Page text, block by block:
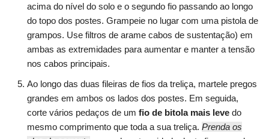
acima do nível do solo e o segundo fio passando ao longo
do topo dos postes. Grampeie no lugar com uma pistola de
grampos. Use filtros de arame cabos de sustentação) em
ambas as extremidades para aumentar e manter a tensão
nos cabos principais.
Ao longo das duas fileiras de fios da treliça, martele pregos
grandes em ambos os lados dos postes. Em seguida,
corte vários pedaços de um fio de bitola mais leve do
mesmo comprimento que toda a sua treliça. Prenda os